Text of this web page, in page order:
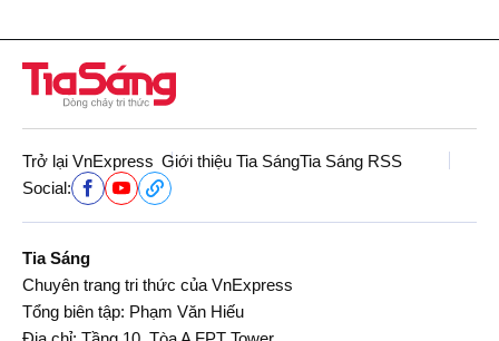
Trở lại VnExpress Giới thiệu Tia SángTia Sáng RSS
Social:
Tia Sáng
Chuyên trang tri thức của VnExpress
Tổng biên tập: Phạm Văn Hiếu